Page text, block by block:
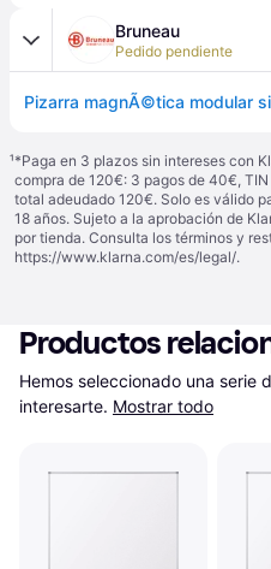
Bruneau
Pedido pendiente
¹*Paga en 3 plazos sin intereses con
compra de 120€: 3 pagos de 40€,
total adeudado 120€. Solo es válido
18 años. Sujeto a la aprobación de
por tienda. Consulta los términos y
https://www.klarna.com/es/legal/.
Productos
Hemos seleccionado una serie
interesarte. Mostrar todo